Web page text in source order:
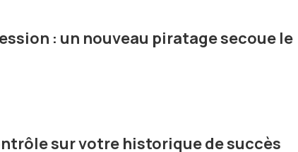
: un nouveau piratage secoue le
sur votre historique de succès